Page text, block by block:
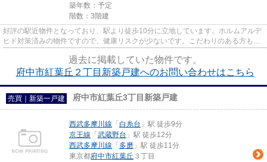
築年数：予定
階数：3階建
好評の駅近物件となっており、駅より徒歩10分に立地しています。ホルムアルデ
ヒド対策済みの物件ですので、健康リスクが少ないです。こだわりのある方も多
過去に掲載していた物件です。
府中市紅葉丘２丁目新築戸建へのお問い合わせはこちら
売買｜新築一戸建 府中市紅葉丘3丁目新築戸建
西武多摩川線 「 白糸台 」駅 徒歩9分
京王線 「 武蔵野台 」駅 徒歩12分
西武多摩川線 「 多磨 」駅 徒歩11分
東京都府中市紅葉丘 ３丁目